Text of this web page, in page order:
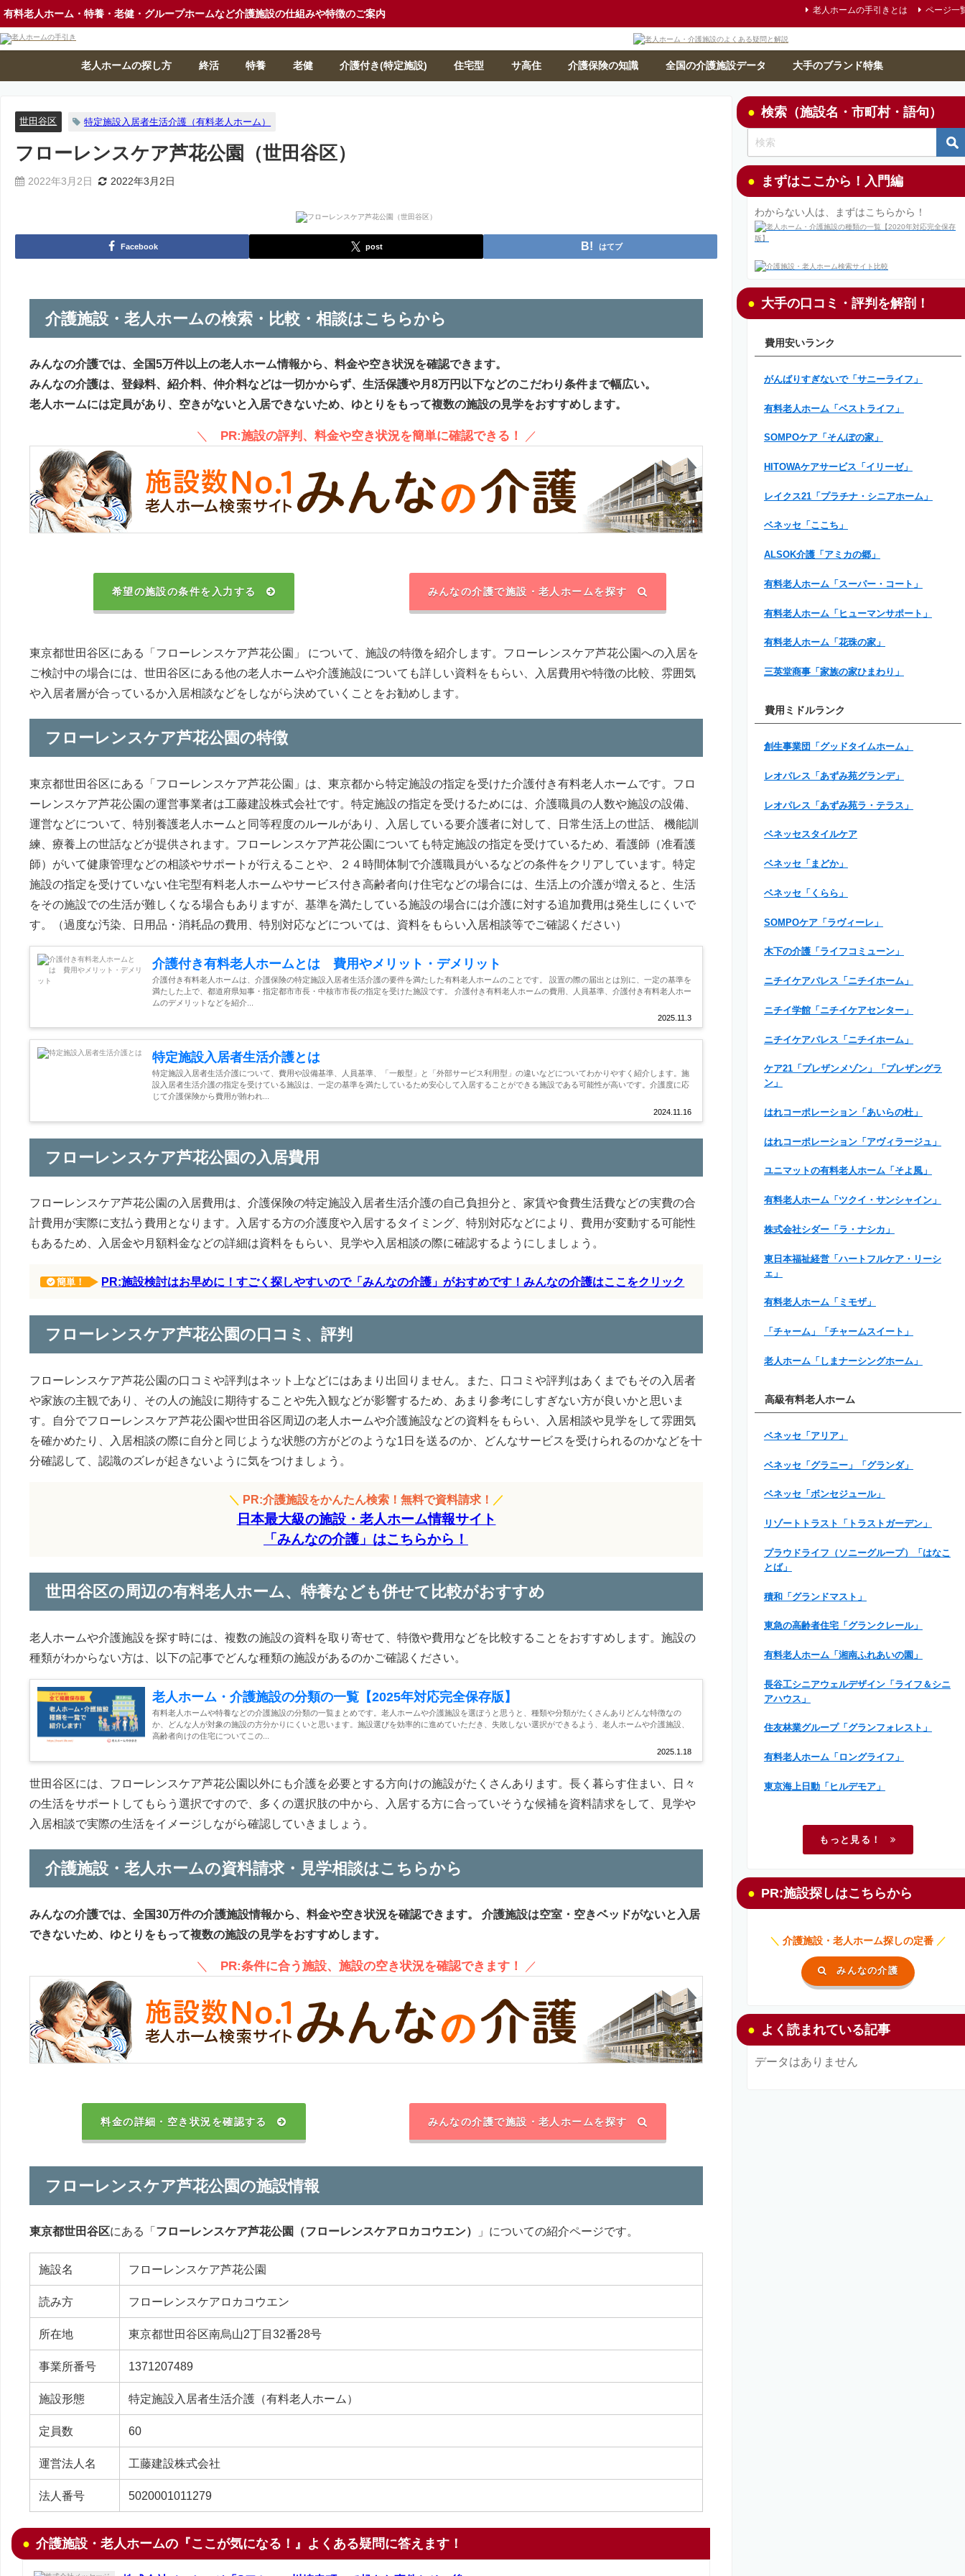
有料老人ホーム・特養・老健・グループホームなど介護施設の仕組みや特徴のご案内 老人ホームの手引きとは ページ一
老人ホームの探し方 終活 特養 老健 介護付き(特定施設) 住宅型 サ高住 介護保険の知識 全国の介護施設データ 大手のブランド特集
世田谷区 特定施設入居者生活介護（有料老人ホーム）
フローレンスケア芦花公園（世田谷区）
2022年3月2日 2022年3月2日
Facebook post はてブ
介護施設・老人ホームの検索・比較・相談はこちらから
みんなの介護では、全国5万件以上の老人ホーム情報から、料金や空き状況を確認できます。
みんなの介護は、登録料、紹介料、仲介料などは一切かからず、生活保護や月8万円以下などのこだわり条件まで幅広い。
老人ホームには定員があり、空きがないと入居できないため、ゆとりをもって複数の施設の見学をおすすめします。
＼ PR:施設の評判、料金や空き状況を簡単に確認できる！ ／
希望の施設の条件を入力する みんなの介護で施設・老人ホームを探す
東京都世田谷区にある「フローレンスケア芦花公園」 について、施設の特徴を紹介します。フローレンスケア芦花公園への入居を
ご検討中の場合には、世田谷区にある他の老人ホームや介護施設についても詳しい資料をもらい、入居費用や特徴の比較、雰囲気
や入居者層が合っているか入居相談などをしながら決めていくことをお勧めします。
フローレンスケア芦花公園の特徴
東京都世田谷区にある「フローレンスケア芦花公園」は、東京都から特定施設の指定を受けた介護付き有料老人ホームです。フロ
ーレンスケア芦花公園の運営事業者は工藤建設株式会社です。特定施設の指定を受けるためには、介護職員の人数や施設の設備、
運営などについて、特別養護老人ホームと同等程度のルールがあり、入居している要介護者に対して、日常生活上の世話、 機能訓
練、療養上の世話などが提供されます。フローレンスケア芦花公園についても特定施設の指定を受けているため、看護師（准看護
師）がいて健康管理などの相談やサポートが行えることや、２４時間体制で介護職員がいるなどの条件をクリアしています。特定
施設の指定を受けていない住宅型有料老人ホームやサービス付き高齢者向け住宅などの場合には、生活上の介護が増えると、生活
をその施設での生活が難しくなる場合もありますが、基準を満たしている施設の場合には介護に対する追加費用は発生しにくいで
す。（過度な汚染、日用品・消耗品の費用、特別対応などについては、資料をもらい入居相談等でご確認ください）
介護付き有料老人ホームとは 費用やメリット・デメリット
2025.11.3
介護付き有料老人ホームは、介護保険の特定施設入居者生活介護の要件を満たした有料老人ホームのことです。 設置の際の届出とは別に、一定の基準を
満たした上で、都道府県知事・指定都市市長・中核市市長の指定を受けた施設です。 介護付き有料老人ホームの費用、人員基準、介護付き有料老人ホー
ムのデメリットなどを紹介...
特定施設入居者生活介護とは
2024.11.16
特定施設入居者生活介護について、費用や設備基準、人員基準、「一般型」と「外部サービス利用型」の違いなどについてわかりやすく紹介します。施
設入居者生活介護の指定を受けている施設は、一定の基準を満たしているため安心して入居することができる施設である可能性が高いです。介護度に応
じて介護保険から費用が賄われ...
フローレンスケア芦花公園の入居費用
フローレンスケア芦花公園の入居費用は、介護保険の特定施設入居者生活介護の自己負担分と、家賃や食費生活費などの実費の合
計費用が実際に支払う費用となります。入居する方の介護度や入居するタイミング、特別対応などにより、費用が変動する可能性
もあるため、入居金や月額料金などの詳細は資料をもらい、見学や入居相談の際に確認するようにしましょう。
簡単！ PR:施設検討はお早めに！すごく探しやすいので「みんなの介護」がおすめです！みんなの介護はここをクリック
フローレンスケア芦花公園の口コミ、評判
フローレンスケア芦花公園の口コミや評判はネット上などにはあまり出回りません。また、口コミや評判はあくまでもその入居者
や家族の主観であり、その人の施設に期待することや先入観などが影響するため、あまり参考にしすぎない方が良いかと思いま
す。自分でフローレンスケア芦花公園や世田谷区周辺の老人ホームや介護施設などの資料をもらい、入居相談や見学をして雰囲気
を確かめたり、入居相談の際に自分と同じような状態の方がどのような1日を送るのか、どんなサービスを受けられるのかなどを十
分確認して、認識のズレが起きないように気をつけましょう。
＼ PR:介護施設をかんたん検索！無料で資料請求！ ／
日本最大級の施設・老人ホーム情報サイト
「みんなの介護」はこちらから！
世田谷区の周辺の有料老人ホーム、特養なども併せて比較がおすすめ
老人ホームや介護施設を探す時には、複数の施設の資料を取り寄せて、特徴や費用などを比較することをおすすめします。施設の
種類がわからない方は、以下の記事でどんな種類の施設があるのかご確認ください。
老人ホーム・介護施設の分類の一覧【2025年対応完全保存版】
2025.1.18
有料老人ホームや特養などの介護施設の分類の一覧まとめです。老人ホームや介護施設を選ぼうと思うと、種類や分類がたくさんありどんな特徴なの
か、どんな人が対象の施設の方分かりにくいと思います。施設選びを効率的に進めていただき、失敗しない選択ができるよう、老人ホームや介護施設、
高齢者向けの住宅についてこの...
世田谷区には、フローレンスケア芦花公園以外にも介護を必要とする方向けの施設がたくさんあります。長く暮らす住まい、日々
の生活をサポートしてもらう選択ですので、多くの選択肢の中から、入居する方に合っていそうな候補を資料請求をして、見学や
入居相談で実際の生活をイメージしながら確認していきましょう。
介護施設・老人ホームの資料請求・見学相談はこちらから
みんなの介護では、全国30万件の介護施設情報から、料金や空き状況を確認できます。
介護施設は空室・空きベッドがないと入居
できないため、ゆとりをもって複数の施設の見学をおすすめします。
＼ PR:条件に合う施設、施設の空き状況を確認できます！ ／
料金の詳細・空き状況を確認する みんなの介護で施設・老人ホームを探す
フローレンスケア芦花公園の施設情報
東京都世田谷区にある「 フローレンスケア芦花公園（フローレンスケアロカコウエン） 」についての紹介ページです。
施設名 フローレンスケア芦花公園
読み方 フローレンスケアロカコウエン
所在地 東京都世田谷区南烏山2丁目32番28号
事業所番号 1371207489
施設形態 特定施設入居者生活介護（有料老人ホーム）
定員数 60
運営法人名 工藤建設株式会社
法人番号 5020001011279
介護施設・老人ホームの『ここが気になる！』よくある疑問に答えます！
検索（施設名・市町村・語句）
まずはここから！入門編
わからない人は、まずはこちらから！
大手の口コミ・評判を解剖！
費用安いランク
がんばりすぎないで「サニーライフ」
有料老人ホーム「ベストライフ」
SOMPOケア「そんぽの家」
HITOWAケアサービス「イリーゼ」
レイクス21「プラチナ・シニアホーム」
ベネッセ「ここち」
ALSOK介護「アミカの郷」
有料老人ホーム「スーパー・コート」
有料老人ホーム「ヒューマンサポート」
有料老人ホーム「花珠の家」
三英堂商事「家族の家ひまわり」
費用ミドルランク
創生事業団「グッドタイムホーム」
レオパレス「あずみ苑グランデ」
レオパレス「あずみ苑ラ・テラス」
ベネッセスタイルケア
ベネッセ「まどか」
ベネッセ「くらら」
SOMPOケア「ラヴィーレ」
木下の介護「ライフコミューン」
ニチイケアパレス「ニチイホーム」
ニチイ学館「ニチイケアセンター」
ニチイケアパレス「ニチイホーム」
ケア21「プレザンメゾン」「プレザングラ
ン」
はれコーポレーション「あいらの杜」
はれコーポレーション「アヴィラージュ」
ユニマットの有料老人ホーム「そよ風」
有料老人ホーム「ツクイ・サンシャイン」
株式会社シダー「ラ・ナシカ」
東日本福祉経営「ハートフルケア・リーシ
ェ」
有料老人ホーム「ミモザ」
「チャーム」「チャームスイート」
老人ホーム「しまナーシングホーム」
高級有料老人ホーム
ベネッセ「アリア」
ベネッセ「グラニー」「グランダ」
ベネッセ「ボンセジュール」
リゾートトラスト「トラストガーデン」
プラウドライフ（ソニーグループ）「はなこ
とば」
積和「グランドマスト」
東急の高齢者住宅「グランクレール」
有料老人ホーム「湘南ふれあいの園」
長谷工シニアウェルデザイン「ライフ＆シニ
アハウス」
住友林業グループ「グランフォレスト」
有料老人ホーム「ロングライフ」
東京海上日動「ヒルデモア」
もっと見る！
PR:施設探しはこちらから
＼ 介護施設・老人ホーム探しの定番 ／
みんなの介護
よく読まれている記事
データはありません